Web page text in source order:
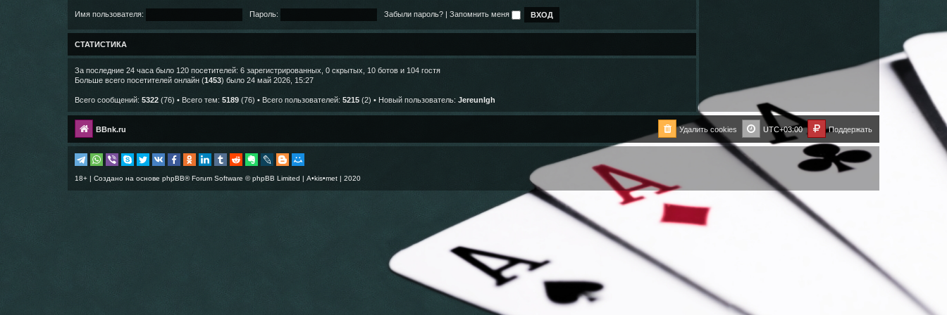
ю
о
б
щ
е
м
у
с
о
щ
н
у
н
Имя пользователя: Пароль: Забыли пароль? | Запомнить меня
СТАТИСТИКА
За последние 24 часа было 120 посетителей: 6 зарегистрированных, 0 скрытых, 10 ботов и 104 гостя
Больше всего посетителей онлайн (1453) было 24 май 2026, 15:27
Всего сообщений: 5322 (76) • Всего тем: 5189 (76) • Всего пользователей: 5215 (2) • Новый пользователь: JereunIgh
BBnk.ru Поддержать
UTC+03:00
Удалить cookies
18+ | Создано на основе phpBB® Forum Software © phpBB Limited | A•kis•met | 2020